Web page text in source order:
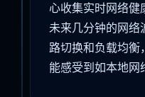
心收集实时网络健
未来几分钟的网络
路切换和负载均衡
能感受到如本地网